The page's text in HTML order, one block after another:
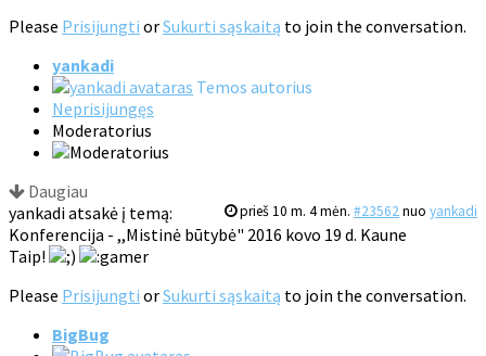
Please Prisijungti orSukurti sąskaitą to join the conversation.
yankadi
Temos autorius
Neprisijungęs
Moderatorius
Daugiau
prieš 10 m. 4 mėn. #23562nuo yankadi
yankadi atsakė į temą:
Konferencija - ,,Mistinė būtybė" 2016 kovo 19 d. Kaune
Taip!
Please Prisijungti orSukurti sąskaitą to join the conversation.
BigBug